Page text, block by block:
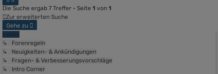
Die Suche ergab 7 Treffer • Seite 1 von 1
Zur erweiterten Suche
Gehe zu
Lobby
↳ Forenregeln
↳ Neuigkeiten- & Ankündigungen
↳ Fragen- & Verbesserungsvorschläge
↳ Intro Corner